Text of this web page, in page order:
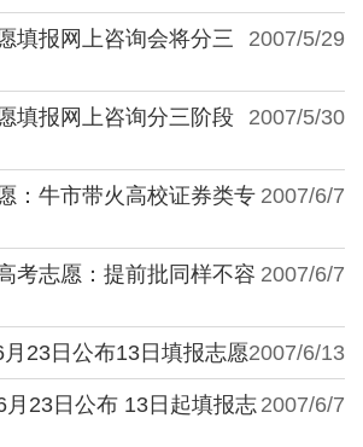
2007/5/29
填报网上咨询会将分三
2007/5/30
填报网上咨询分三阶段
2007/6/7
：牛市带火高校证券类专
2007/6/7
考志愿：提前批同样不容
2007/6/13
23日公布13日填报志愿
2007/6/7
23日公布 13日起填报志